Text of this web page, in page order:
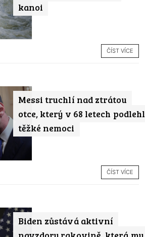
kanoi
ČÍST VÍCE
Messi truchlí nad ztrátou
otce, který v 68 letech podlehl
těžké nemoci
ČÍST VÍCE
Biden zůstává aktivní